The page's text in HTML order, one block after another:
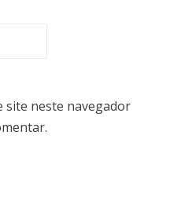
site neste navegador